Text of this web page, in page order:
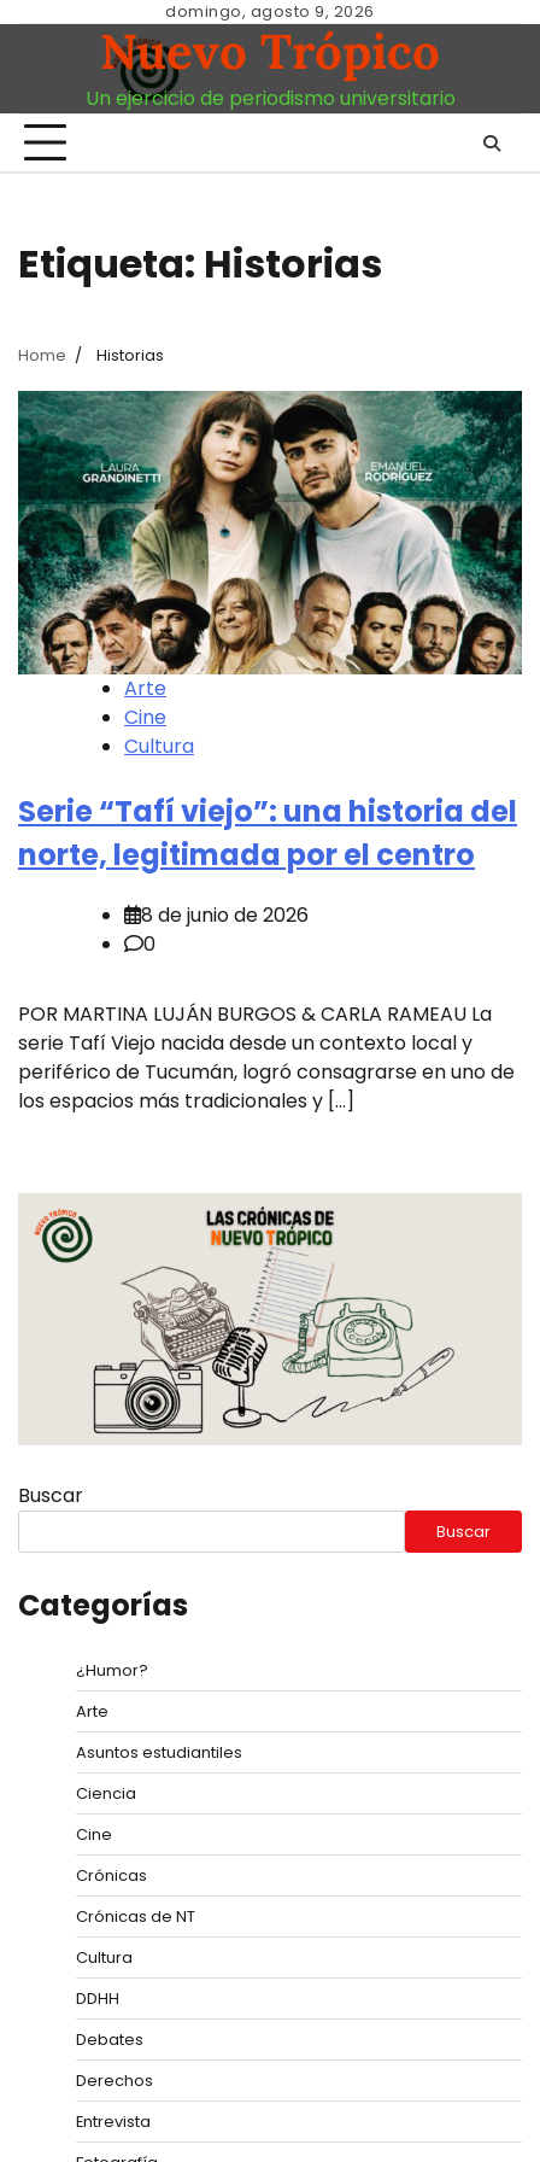
domingo, agosto 9, 2026
Nuevo Trópico
Un ejercicio de periodismo universitario
Etiqueta: Historias
Home Historias
Arte
Cine
Cultura
Serie “Tafí viejo”: una historia del
norte, legitimada por el centro
8 de junio de 2026
0
POR MARTINA LUJÁN BURGOS & CARLA RAMEAU La
serie Tafí Viejo nacida desde un contexto local y
periférico de Tucumán, logró consagrarse en uno de
los espacios más tradicionales y […]
Buscar
Buscar
Categorías
¿Humor?
Arte
Asuntos estudiantiles
Ciencia
Cine
Crónicas
Crónicas de NT
Cultura
DDHH
Debates
Derechos
Entrevista